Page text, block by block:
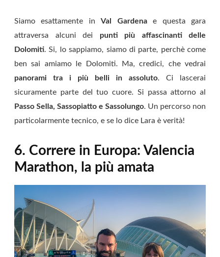
Siamo esattamente inVal Gardenae questa gara
attraversa alcuni dei punti più affascinanti delle
Dolomiti. Si, lo sappiamo, siamo di parte, perchè come
ben sai amiamo le Dolomiti. Ma, credici, che vedrai
panorami tra i più belli in assoluto. Ci lascerai
sicuramente parte del tuo cuore. Si passa attorno al
Passo Sella, Sassopiatto e Sassolungo. Un percorso non
particolarmente tecnico, e se lo dice Lara è verità!
6. Correre in Europa: Valencia
Marathon, la più amata